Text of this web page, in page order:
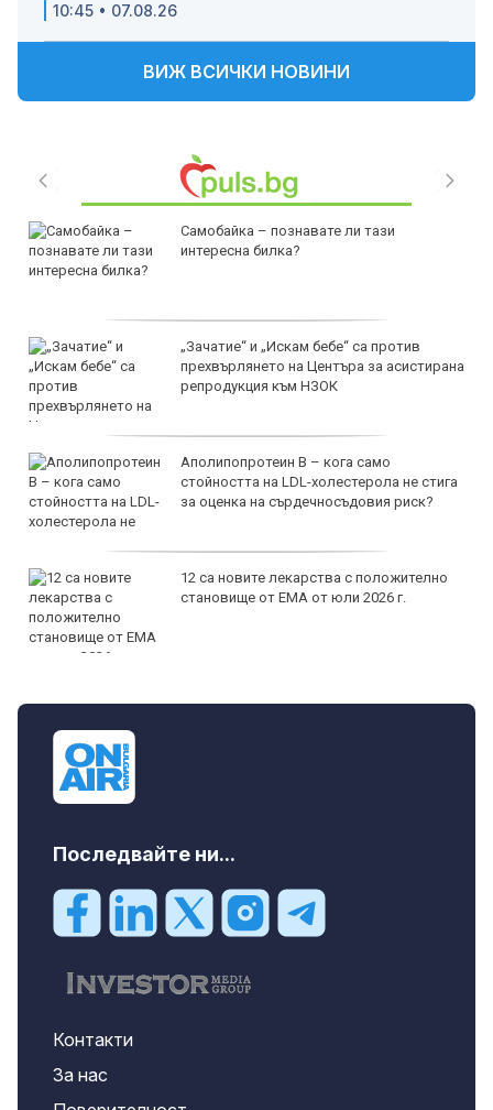
10:45 • 07.08.26
ВИЖ ВСИЧКИ НОВИНИ
Самобайка – познавате ли тази
интересна билка?
„Зачатие“ и „Искам бебе“ са против
прехвърлянето на Центъра за асистирана
репродукция към НЗОК
Аполипопротеин B – кога само
стойността на LDL-холестерола не стига
за оценка на сърдечносъдовия риск?
12 са новите лекарства с положително
становище от ЕМА от юли 2026 г.
Последвайте ни...
Контакти
За нас